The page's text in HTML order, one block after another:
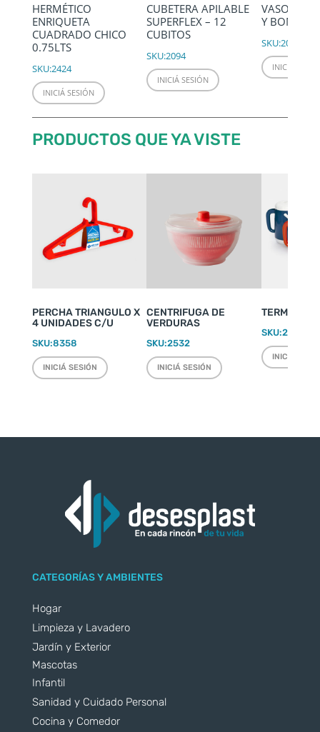
HERMÉTICO
ENRIQUETA
CUADRADO CHICO
0.75LTS
SKU:2424
INICIÁ SESIÓN
CUBETERA APILABLE
SUPERFLEX – 12
CUBITOS
SKU:2094
INICIÁ SESIÓN
VASO CINE
Y
SKU:2026
INICIÁ
PRODUCTOS QUE YA VISTE
PERCHA TRIANGULO X
4 UNIDADES C/U
SKU:8358
INICIÁ SESIÓN
CENTRIFUGA DE
VERDURAS
SKU:2532
INICIÁ SESIÓN
TERMO
SKU:2220
INICIÁ
CATEGORÍAS Y AMBIENTES
Hogar
Limpieza y Lavadero
Jardín y Exterior
Mascotas
Infantil
Sanidad y Cuidado Personal
Cocina y Comedor